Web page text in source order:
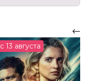
с 13 августа